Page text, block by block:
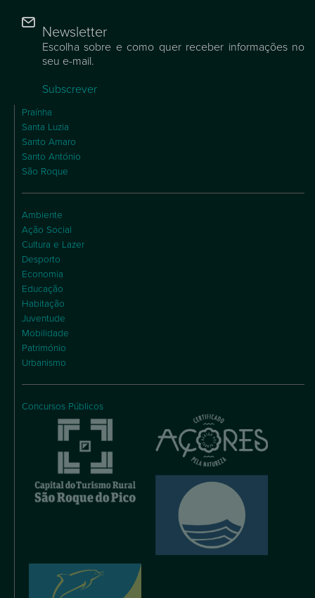
Newsletter
Escolha sobre e como quer receber informações no
seu e-mail.
Subscrever
Praínha
Santa Luzia
Santo Amaro
Santo António
São Roque
Ambiente
Ação Social
Cultura e Lazer
Desporto
Economia
Educação
Habitação
Juventude
Mobilidade
Património
Urbanismo
Concursos Públicos